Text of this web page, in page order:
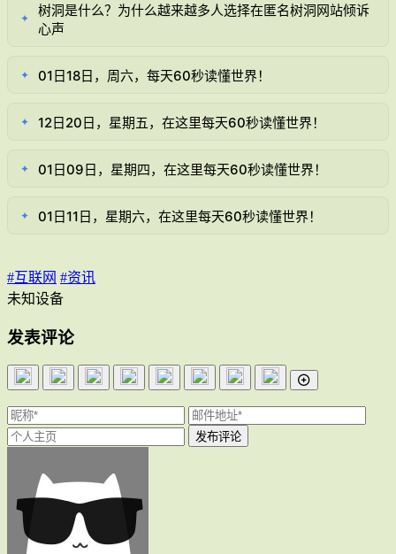
✦
树洞是什么？为什么越来越多人选择在匿名树洞网站倾诉
心声
✦ 01日18日，周六，每天60秒读懂世界！
✦ 12日20日，星期五，在这里每天60秒读懂世界！
✦ 01日09日，星期四，在这里每天60秒读懂世界！
✦ 01日11日，星期六，在这里每天60秒读懂世界！
#互联网 #资讯
未知设备
发表评论